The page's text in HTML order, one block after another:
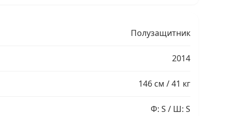
Полузащитник
2014
146 см / 41 кг
Ф: S / Ш: S